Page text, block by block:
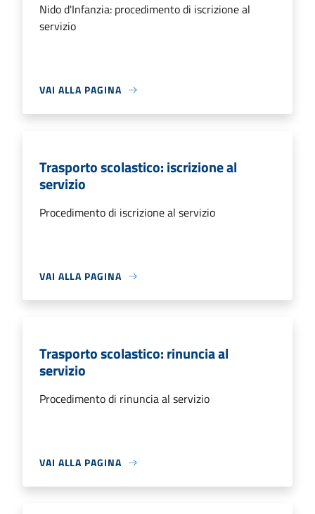
Nido d'Infanzia: procedimento di iscrizione al
servizio
VAI ALLA PAGINA
Trasporto scolastico: iscrizione al
servizio
Procedimento di iscrizione al servizio
VAI ALLA PAGINA
Trasporto scolastico: rinuncia al
servizio
Procedimento di rinuncia al servizio
VAI ALLA PAGINA